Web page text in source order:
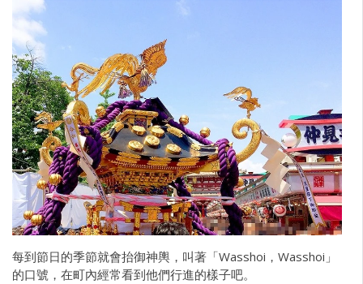
每到節日的季節就會抬御神輿，叫著「Wasshoi，Wasshoi」
的口號，在町內經常看到他們行進的樣子吧。